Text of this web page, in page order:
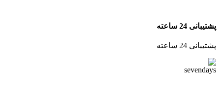
پشتیبانی 24 ساعته
پشتیبانی 24 ساعته